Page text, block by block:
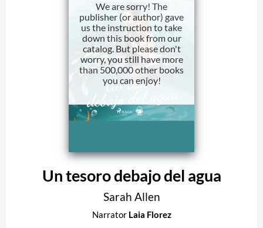
We are sorry! The
publisher (or author) gave
us the instruction to take
down this book from our
catalog. But please don't
worry, you still have more
than 500,000 other books
you can enjoy!
Un tesoro debajo del agua
Sarah Allen
Narrator Laia Florez